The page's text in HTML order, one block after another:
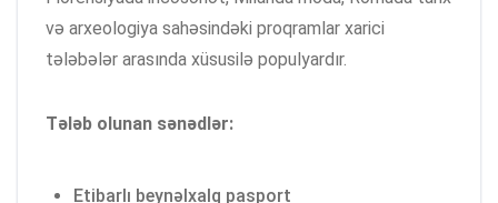
və arxeologiya sahəsindəki proqramlar xarici
tələbələr arasında xüsusilə populyardır.
Tələb olunan sənədlər:
Etibarlı beynəlxalq pasport